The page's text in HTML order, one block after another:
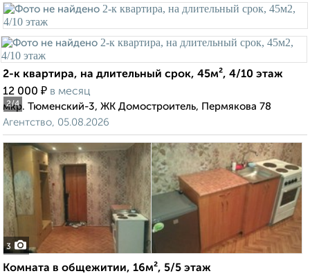
2/4
2-к квартира, на длительный срок, 45м², 4/10 этаж
12 000 ₽ в месяц
мкр. Тюменский-3, ЖК Домостроитель, Пермякова 78
Агентство, 05.08.2026
3
Комната в общежитии, 16м², 5/5 этаж